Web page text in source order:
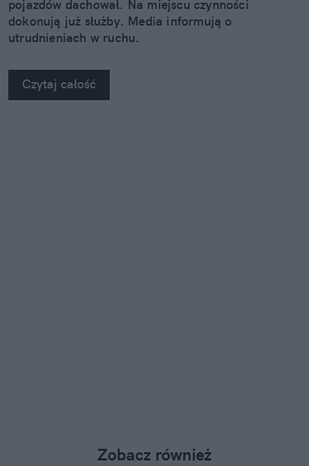
pojazdów dachował. Na miejscu czynności
dokonują już służby. Media informują o
utrudnieniach w ruchu.
Czytaj całość
Zobacz również